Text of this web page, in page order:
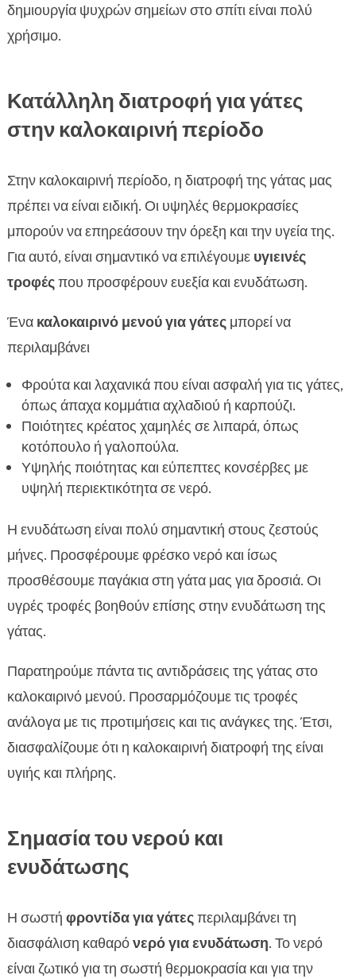
δημιουργία ψυχρών σημείων στο σπίτι είναι πολύ
χρήσιμο.
Κατάλληλη διατροφή για γάτες
στην καλοκαιρινή περίοδο
Στην καλοκαιρινή περίοδο, η διατροφή της γάτας μας
πρέπει να είναι ειδική. Οι υψηλές θερμοκρασίες
μπορούν να επηρεάσουν την όρεξη και την υγεία της.
Για αυτό, είναι σημαντικό να επιλέγουμε υγιεινές
τροφέςπου προσφέρουν ευεξία και ενυδάτωση.
Ένα καλοκαιρινό μενού για γάτεςμπορεί να
περιλαμβάνει
Φρούτα και λαχανικά που είναι ασφαλή για τις γάτες,
όπως άπαχα κομμάτια αχλαδιού ή καρπούζι.
Ποιότητες κρέατος χαμηλές σε λιπαρά, όπως
κοτόπουλο ή γαλοπούλα.
Υψηλής ποιότητας και εύπεπτες κονσέρβες με
υψηλή περιεκτικότητα σε νερό.
Η ενυδάτωση είναι πολύ σημαντική στους ζεστούς
μήνες. Προσφέρουμε φρέσκο νερό και ίσως
προσθέσουμε παγάκια στη γάτα μας για δροσιά. Οι
υγρές τροφές βοηθούν επίσης στην ενυδάτωση της
γάτας.
Παρατηρούμε πάντα τις αντιδράσεις της γάτας στο
καλοκαιρινό μενού. Προσαρμόζουμε τις τροφές
ανάλογα με τις προτιμήσεις και τις ανάγκες της. Έτσι,
διασφαλίζουμε ότι η καλοκαιρινή διατροφή της είναι
υγιής και πλήρης.
Σημασία του νερού και
ενυδάτωσης
Η σωστή φροντίδα για γάτεςπεριλαμβάνει τη
διασφάλιση καθαρόνερό για ενυδάτωση. Το νερό
είναι ζωτικό για τη σωστή θερμοκρασία και για την